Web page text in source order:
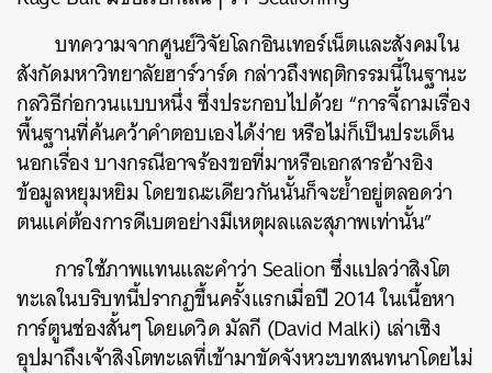
บทความจากศูนย์วิจัยโลกอินเทอร์เน็ตและสังคมใน
สังกัดมหาวิทยาลัยฮาร์วาร์ด กล่าวถึงพฤติกรรมนี้ในฐานะ
กลวิธีก่อกวนแบบหนึ่ง ซึ่งประกอบไปด้วย “การจี้ถามเรื่อง
พื้นฐานที่ค้นคว้าคำตอบเองได้ง่าย หรือไม่ก็เป็นประเด็น
นอกเรื่อง บางกรณีอาจร้องขอที่มาหรือเอกสารอ้างอิง
ข้อมูลหยุมหยิม โดยขณะเดียวกันนั้นก็จะย้ำอยู่ตลอดว่า
ตนแค่ต้องการดีเบตอย่างมีเหตุผลและสุภาพเท่านั้น”
การใช้ภาพแทนและคำว่า Sealion ซึ่งแปลว่าสิงโต
ทะเลในบริบทนี้ปรากฏขึ้นครั้งแรกเมื่อปี 2014 ในเนื้อหา
การ์ตูนช่องสั้นๆ โดยเดวิด มัลกี (David Malki) เล่าเชิง
อุปมาถึงเจ้าสิงโตทะเลที่เข้ามาขัดจังหวะบทสนทนาโดยไม่